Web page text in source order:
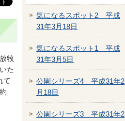
牧
た
て
気になるスポット2 平成
31年3月18日
気になるスポット1 平成
31年3月5日
公園シリーズ4 平成31年2
月18日
公園シリーズ3 平成31年2